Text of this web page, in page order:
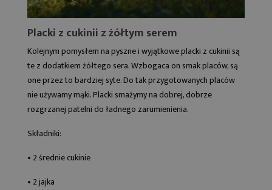
Placki z cukinii z żółtym serem
Kolejnym pomysłem na pyszne i wyjątkowe placki z cukinii są
te z dodatkiem żółtego sera. Wzbogaca on smak placów, są
one przez to bardziej syte. Do tak przygotowanych placów
nie używamy mąki. Placki smażymy na dobrej, dobrze
rozgrzanej patelni do ładnego zarumienienia.
Składniki:
• 2 średnie cukinie
• 2 jajka